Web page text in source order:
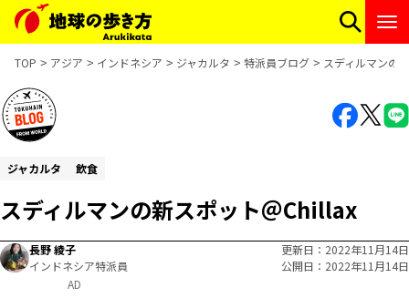
TOP アジア インドネシア ジャカルタ 特派員ブログ スディルマンの
ジャカルタ 飲食
スディルマンの新スポット＠Chillax
長野 綾子
インドネシア特派員
更新日
2022年11月14日
公開日
2022年11月14日
AD